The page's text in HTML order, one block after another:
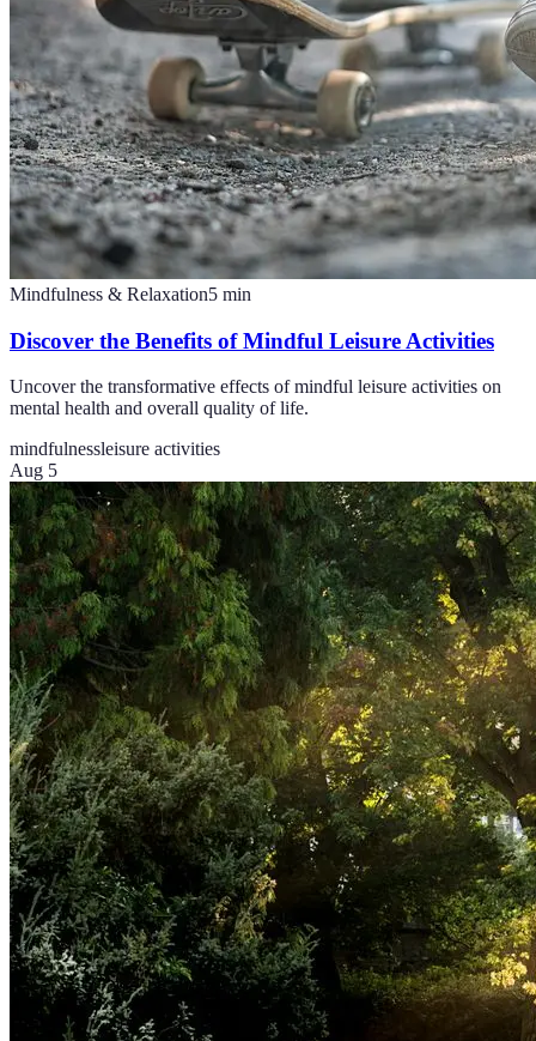
Mindfulness & Relaxation5 min
Discover the Benefits of Mindful Leisure Activities
Uncover the transformative effects of mindful leisure activities on
mental health and overall quality of life.
mindfulnessleisure activities
Aug 5